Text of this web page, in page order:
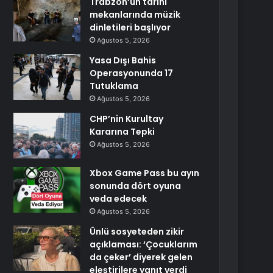
mekanlarında müzik
dinletileri başlıyor
Ağustos 5, 2026
Yasa Dışı Bahis
Operasyonunda 17
Tutuklama
Ağustos 5, 2026
CHP’nin Kurultay
Kararına Tepki
Ağustos 5, 2026
Xbox Game Pass bu ayın
sonunda dört oyuna
veda edecek
Ağustos 5, 2026
Ünlü sosyeteden zikir
açıklaması: ‘Çocuklarım
da çeker’ diyerek gelen
eleştirilere yanıt verdi